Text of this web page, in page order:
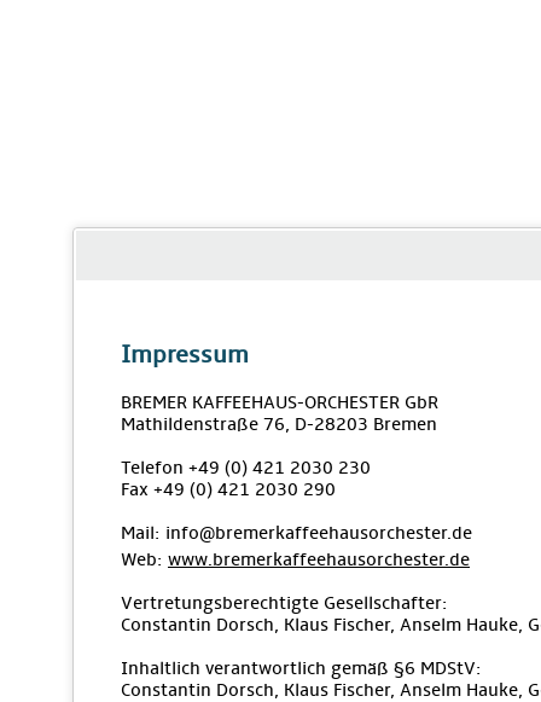
Impressum
BREMER KAFFEEHAUS-ORCHESTER GbR
Mathildenstraße 76, D-28203 Bremen
Telefon +49 (0) 421 2030 230
Fax +49 (0) 421 2030 290
Mail: info@bremerkaffeehausorchester.de
Web: www.bremerkaffeehausorchester.de
Vertretungsberechtigte Gesellschafter:
Constantin Dorsch, Klaus Fischer, Anselm Hauke,
Inhaltlich verantwortlich gemäß §6 MDStV:
Constantin Dorsch, Klaus Fischer, Anselm Hauke,